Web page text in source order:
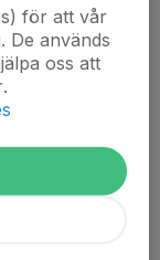
som hänt… Oj oj.
ungdomsturnering
för att vår
De används
oss att